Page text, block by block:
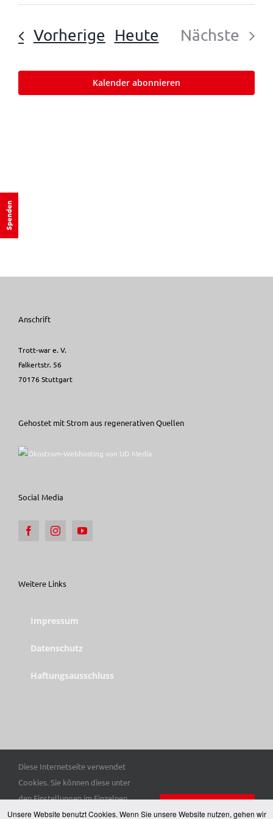
Datum
wählen.
VorherigeVeranstaltungen
Heute
Nächste
Kalender abonnieren
Anschrift
Trott-war e. V.
Falkertstr. 56
70176 Stuttgart
Spenden
Gehostet mit Strom aus regenerativen Quellen
Social Media
Weitere Links
Impressum
Datenschutz
Haftungsausschluss
© Copyright 2025 Trott-war e. V. | Alle Rechte vorbehalten.
Diese Internetseite verwendet
Cookies. Sie können diese unter
den Einstellungen im Einzelnen
auswählen. Hier finden Sie unsere
Unsere Website benutzt Cookies. Wenn Sie unsere Website nutzen, gehen wir